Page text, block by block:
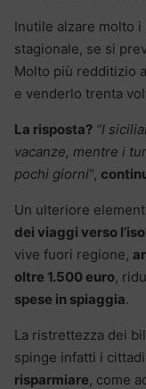
Inutile alzare molto
stagionale, se si
Molto più redditizio
e venderlo trenta
La risposta? “I
vacanze, mentre i
pochi giorni“,
Un ulteriore
dei viaggi verso
vive fuori regione,
oltre 1.500 euro,
spese in spiaggia.
La ristrettezza dei
spinge infatti i
risparmiare, come